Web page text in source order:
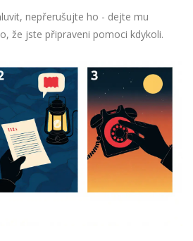
nepřerušujte ho - dejte mu
že jste připraveni pomoci kdykoli.